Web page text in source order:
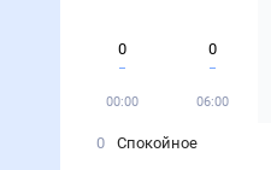
0
00:00
0
06:00
0
Спокойное